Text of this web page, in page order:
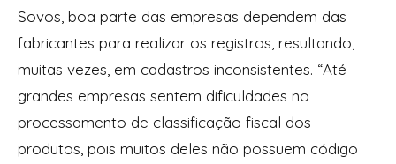
Sovos, boa parte das empresas dependem das
fabricantes para realizar os registros, resultando,
muitas vezes, em cadastros inconsistentes. “Até
grandes empresas sentem dificuldades no
processamento de classificação fiscal dos
produtos, pois muitos deles não possuem código